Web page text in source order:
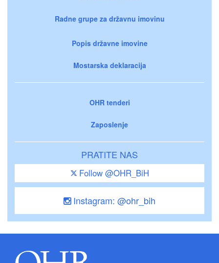
Radne grupe za državnu imovinu
Popis državne imovine
Mostarska deklaracija
OHR tenderi
Zaposlenje
PRATITE NAS
Follow @OHR_BiH
Instagram: @ohr_bih